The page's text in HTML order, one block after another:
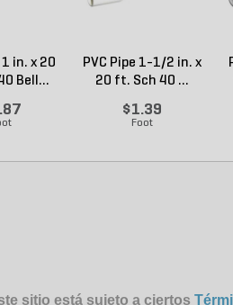
1 in. x 20
Bell...
PVC Pipe 1-1/2 in. x
20 ft. Sch 40 ...
$1.39
Foot
sitio está sujeto a ciertos